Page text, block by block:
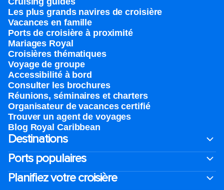
Les plus grands navires de croisière
Vacances en famille
Ports de croisière à proximité
Mariages Royal
Croisières thématiques
Voyage de groupe​
Accessibilité à bord​
Consulter les brochures
Réunions, séminaires et charters
Organisateur de vacances certifié
Trouver un agent de voyages
Blog Royal Caribbean
Destinations
Ports populaires
Planifiez votre croisière